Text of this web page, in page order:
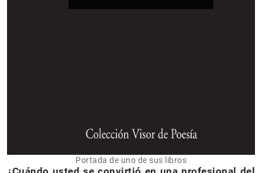
Portada de uno de sus libros